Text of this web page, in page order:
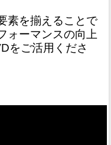
素を揃えることで
ォーマンスの向上
をご活用くださ